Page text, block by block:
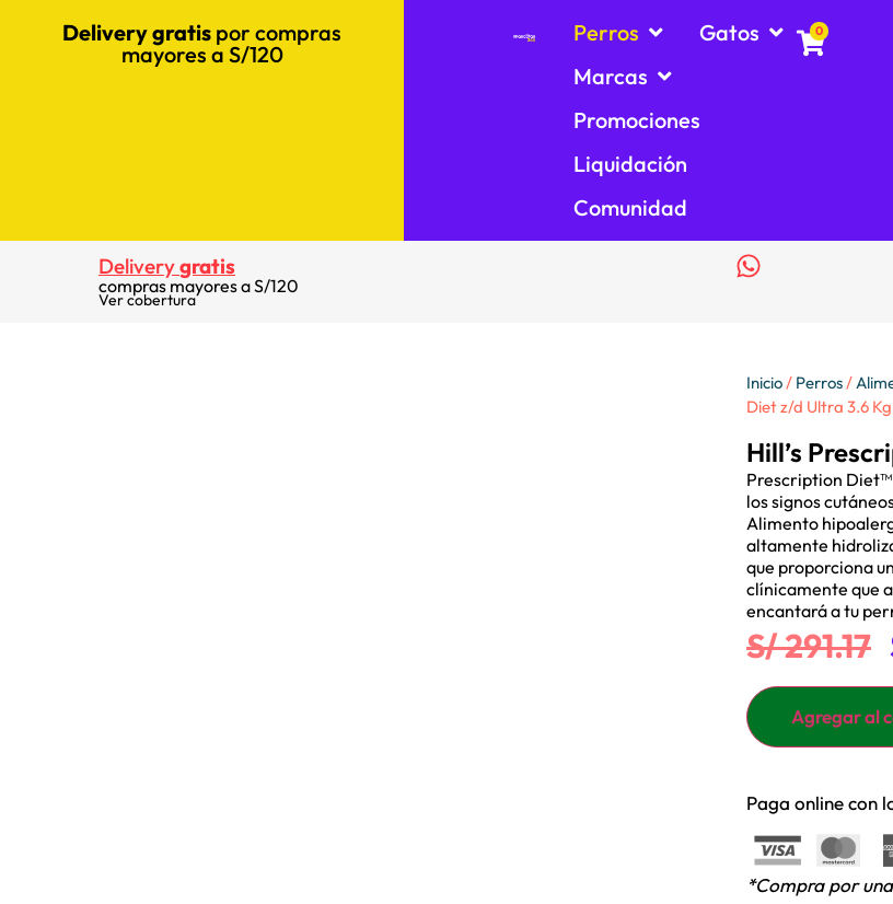
Delivery gratis por compras
mayores a S/120
Perros
Gatos
Marcas
Promociones
Liquidación
Comunidad
0
Deliverygratis
compras mayores a S/120
Ver cobertura
Inicio/ Perros/
Diet z/d Ultra 3.6 Kg
Hill’s
Prescription Diet™
los signos
Alimento
altamente
que proporciona
clínicamente que
encantará a tu
S/291.17
Agregar al
Paga online con
*Compra por